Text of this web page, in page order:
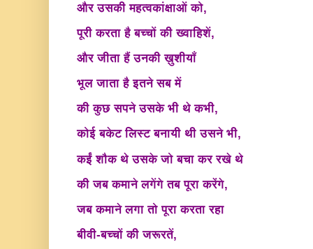
और उसकी महत्वकांक्षाओं को,
पूरी करता है बच्चों की ख्वाहिशें,
और जीता हैं उनकी ख़ुशीयाँ
भूल जाता है इतने सब में
की कुछ सपने उसके भी थे कभी,
कोई बकेट लिस्ट बनायी थी उसने भी,
कईं शौक थे उसके जो बचा कर रखे थे
की जब कमाने लगेंगे तब पूरा करेंगे,
जब कमाने लगा तो पूरा करता रहा
बीवी-बच्चों की जरूरतें,